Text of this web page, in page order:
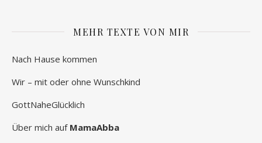
MEHR TEXTE VON MIR
Nach Hause kommen
Wir – mit oder ohne Wunschkind
GottNaheGlücklich
Über mich auf MamaAbba